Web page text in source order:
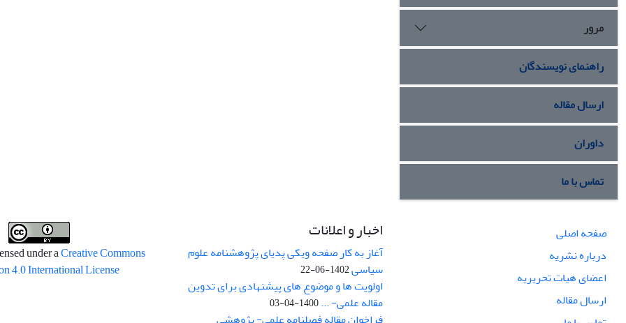
مرور
راهنمای نویسندگان
ارسال مقاله
داوران
تماس با ما
صفحه اصلی
درباره نشریه
اعضای هیات تحریریه
ارسال مقاله
اخبار و اعلانات
آغاز به کار صفحه ویکی پدیای پژوهشنامه علوم
سیاسی1402-06-22
اولویت ها و موضوع های پیشنهادی برای تدوین
مقاله علمی- ...1400-04-03
under aCreative Commons
4.0 International License